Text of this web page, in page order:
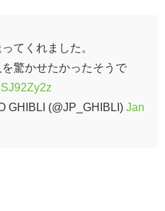
てくれました。
驚かせたかったそうで
GHIBLI (@JP_GHIBLI) Jan